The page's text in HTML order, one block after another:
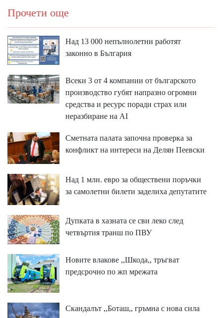
Прочети още
Над 13 000 непълнолетни работят
законно в България
Всеки 3 от 4 компании от българското
производство губят напразно огромни
средства и ресурс поради страх или
неразбиране на AI
Сметната палата започна проверка за
конфликт на интереси на Делян Пеевски
Над 1 млн. евро за обществени поръчки
за самолетни билети заделиха депутатите
Дупката в хазната се сви леко след
четвъртия транш по ПВУ
Новите влакове ,,Шкода,, тръгват
предсрочно по жп мрежата
Скандалът ,,Боташ,, гръмна с нова сила